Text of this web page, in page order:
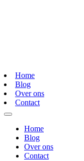
Home
Blog
Over ons
Contact
Home
Blog
Over ons
Contact